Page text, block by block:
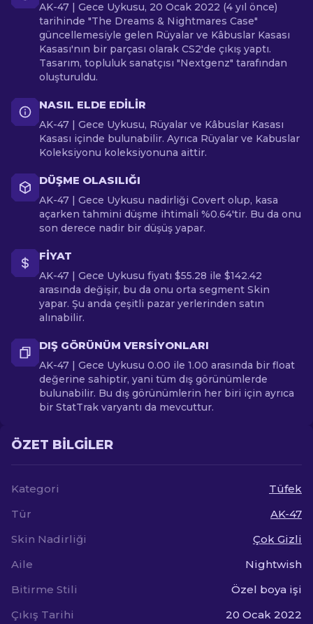
AK-47 | Gece Uykusu, 20 Ocak 2022 (4 yıl önce)
tarihinde "The Dreams & Nightmares Case"
güncellemesiyle gelen Rüyalar ve Kâbuslar Kasası
Kasası'nın bir parçası olarak CS2'de çıkış yaptı.
Tasarım, topluluk sanatçısı "Nextgenz" tarafından
oluşturuldu.
NASIL ELDE EDILIR
AK-47 | Gece Uykusu, Rüyalar ve Kâbuslar Kasası
Kasası içinde bulunabilir. Ayrıca Rüyalar ve Kabuslar
Koleksiyonu koleksiyonuna aittir.
DÜŞME OLASILIĞI
AK-47 | Gece Uykusu nadirliği Covert olup, kasa
açarken tahmini düşme ihtimali %0.64'tir. Bu da onu
son derece nadir bir düşüş yapar.
FIYAT
AK-47 | Gece Uykusu fiyatı $55.28 ile $142.42
arasında değişir, bu da onu orta segment Skin
yapar. Şu anda çeşitli pazar yerlerinden satın
alınabilir.
DIŞ GÖRÜNÜM VERSIYONLARI
AK-47 | Gece Uykusu 0.00 ile 1.00 arasında bir float
değerine sahiptir, yani tüm dış görünümlerde
bulunabilir. Bu dış görünümlerin her biri için ayrıca
bir StatTrak varyantı da mevcuttur.
ÖZET BILGILER
Kategori
Tüfek
Tür
AK-47
Skin Nadirliği
Çok Gizli
Aile
Nightwish
Bitirme Stili
Özel boya işi
Çıkış Tarihi
20 Ocak 2022